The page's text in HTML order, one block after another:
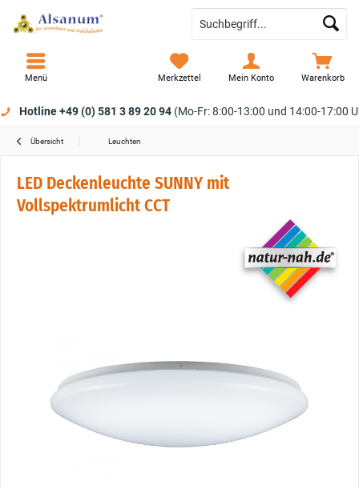
Menü Warenkorb
Merkzettel Mein Konto
Hotline +49 (0) 581 3 89 20 94 (Mo-Fr: 8:00-13:00 und 14:00-17:00
Übersicht Leuchten
LED Deckenleuchte SUNNY mit
Vollspektrumlicht CCT